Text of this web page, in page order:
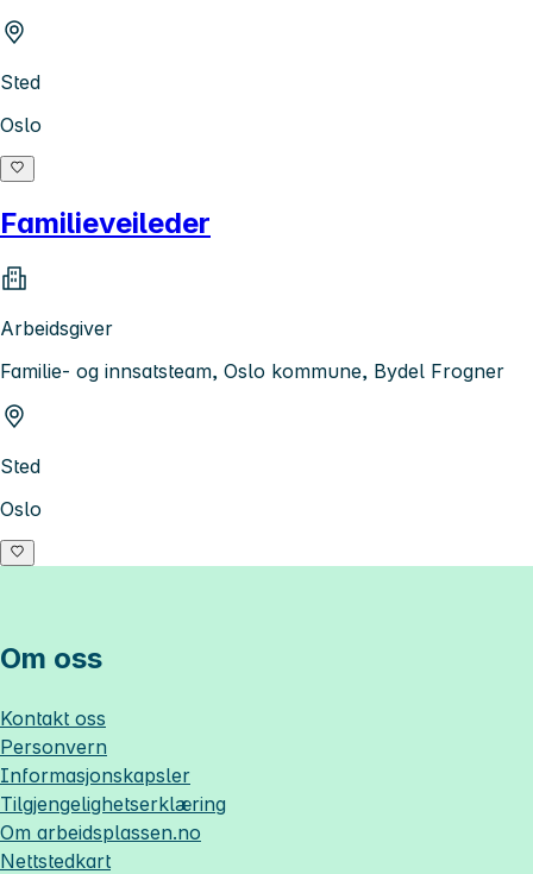
Sted
Oslo
Familieveileder
Arbeidsgiver
Familie- og innsatsteam, Oslo kommune, Bydel Frogner
Sted
Oslo
Om oss
Kontakt oss
Personvern
Informasjonskapsler
Tilgjengelighetserklæring
Om arbeidsplassen.no
Nettstedkart